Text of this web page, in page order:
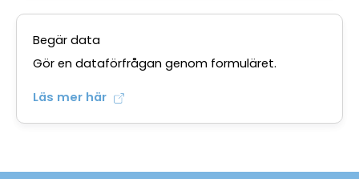
Begär data
Gör en dataförfrågan genom formuläret.
Läs mer här